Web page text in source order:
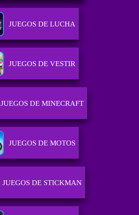
JUEGOS DE LUCHA
JUEGOS DE VESTIR
JUEGOS DE MINECRAFT
JUEGOS DE MOTOS
JUEGOS DE STICKMAN